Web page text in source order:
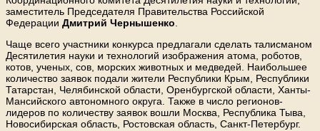
заместитель Председателя Правительства Российской
Федерации Дмитрий Чернышенко.
Чаще всего участники конкурса предлагали сделать талисманом
Десятилетия науки и технологий изображения атома, роботов,
котов, ученых, сов, морских животных и медведей. Наибольшее
количество заявок подали жители Республики Крым, Республики
Татарстан, Челябинской области, Оренбургской области, Ханты-
Мансийского автономного округа. Также в число регионов-
лидеров по количеству заявок вошли Москва, Республика Тыва,
Новосибирская область, Ростовская область, Санкт-Петербург.